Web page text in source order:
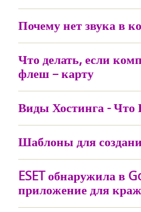
Почему нет звука в
Что делать, если
флеш – карту
Виды Хостинга - Что
Шаблоны для
ESET обнаружила в
приложение для